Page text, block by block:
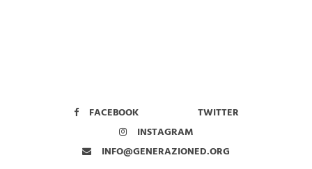
FACEBOOK
TWITTER
INSTAGRAM
INFO@GENERAZIONED.ORG